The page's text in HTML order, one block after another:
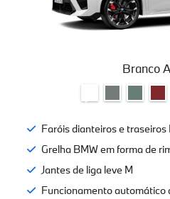
Branco
Faróis dianteiros e traseiros
Grelha BMW em forma de
Jantes de liga leve M
Funcionamento automático